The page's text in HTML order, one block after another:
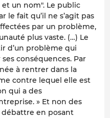
un nom". Le public
le fait qu’il ne s’agit pas
par un problème,
plus vaste. (…) Le
d’un problème qui
conséquences. Par
à rentrer dans la
contre lequel elle est
qui a des
» Et non des
en posant